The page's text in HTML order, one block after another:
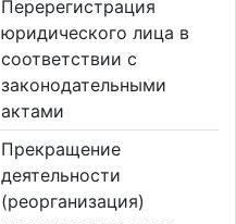
Перерегистрация
юридического лица в
соответствии с
законодательными
актами
Прекращение
деятельности
(реорганизация)